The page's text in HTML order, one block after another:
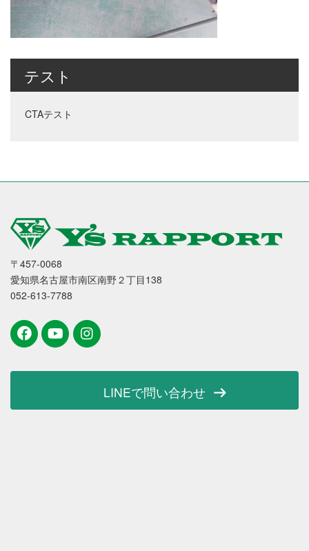
テスト
CTAテスト
〒457-0068
愛知県名古屋市南区南野２丁目138
052-613-7788
LINEで問い合わせ